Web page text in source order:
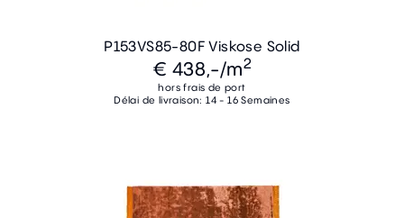
P153VS85-80F Viskose Solid
€ 438,-/m2
hors frais de port
Délai de livraison: 14 - 16 Semaines